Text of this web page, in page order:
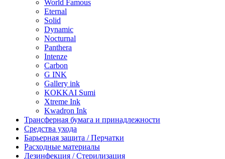
World Famous
Eternal
Solid
Dynamic
Nocturnal
Panthera
Intenze
Carbon
G INK
Gallery ink
KOKKAI Sumi
Xtreme Ink
Kwadron Ink
Трансферная бумага и принадлежности
Средства ухода
Барьерная защита / Перчатки
Расходные материалы
Дезинфекция / Стерилизация